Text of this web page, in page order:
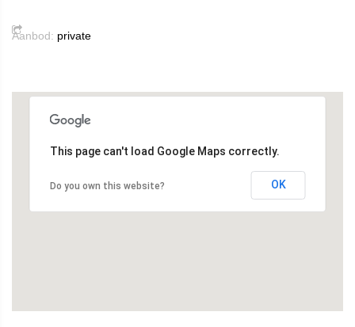
Aanbod: private
This page can't load Google Maps correctly.
Do you own this website? OK